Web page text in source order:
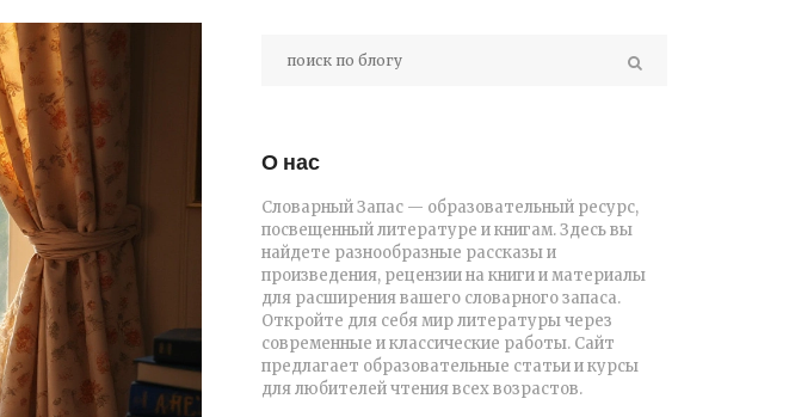
О нас
Словарный Запас — образовательный ресурс,
посвещенный литературе и книгам. Здесь вы
найдете разнообразные рассказы и
произведения, рецензии на книги и материалы
для расширения вашего словарного запаса.
Откройте для себя мир литературы через
современные и классические работы. Сайт
предлагает образовательные статьи и курсы
для любителей чтения всех возрастов.